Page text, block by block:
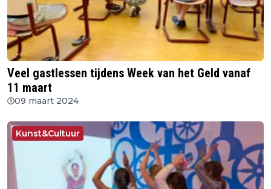
Veel gastlessen tijdens Week van het Geld vanaf
11 maart
09 maart 2024
Kunst&Cultuur